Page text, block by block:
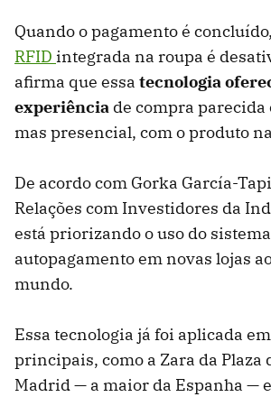
Quando o pagamento é
RFID integrada na roupa é
afirma que essa tecnologia
experiência de compra parecida
mas presencial, com o produto
De acordo com Gorka García-
Relações com Investidores da
está priorizando o uso do
autopagamento em novas lojas
mundo.
Essa tecnologia já foi aplicada
principais, como a Zara da Plaza
Madrid — a maior da Espanha —